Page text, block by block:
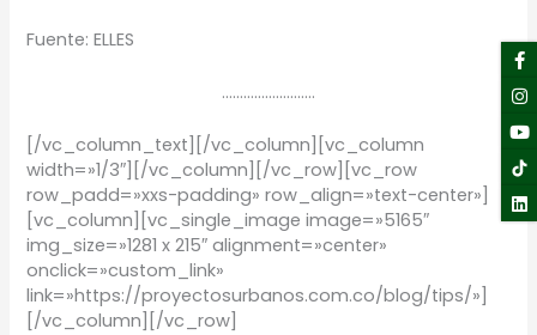
Fuente: ELLES
……………………..
[/vc_column_text][/vc_column][vc_column
width=»1/3″][/vc_column][/vc_row][vc_row
row_padd=»xxs-padding» row_align=»text-center»]
[vc_column][vc_single_image image=»5165″
img_size=»1281 x 215″ alignment=»center»
onclick=»custom_link»
link=»https://proyectosurbanos.com.co/blog/tips/»]
[/vc_column][/vc_row]
f